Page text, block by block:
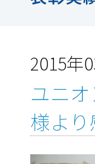
2015年
ユニ
様よ